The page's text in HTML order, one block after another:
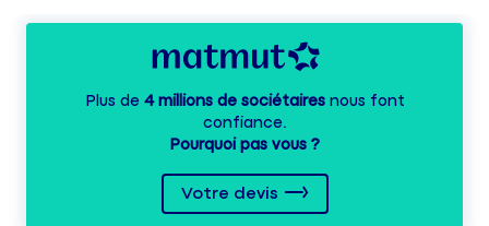
Plus de 4 millions de sociétairesnous font
confiance.
Pourquoi pas vous ?
Votre devis